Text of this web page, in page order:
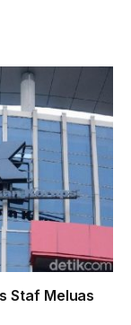
Staf Meluas